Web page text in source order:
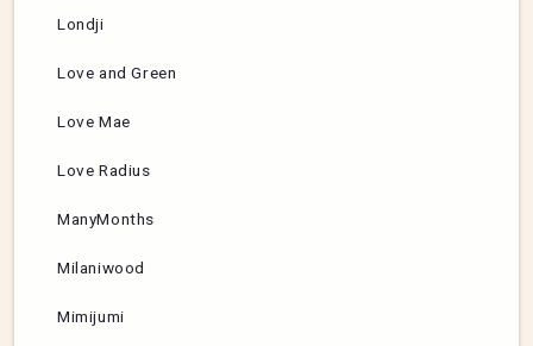
Londji
Love and Green
Love Mae
Love Radius
ManyMonths
Milaniwood
Mimijumi